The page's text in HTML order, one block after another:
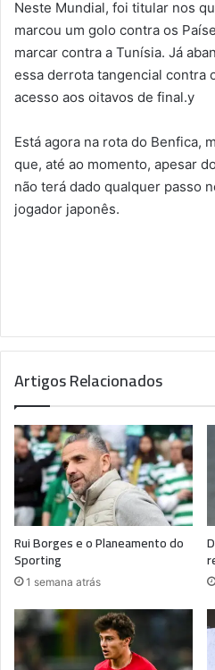
Neste Mundial, foi titular nos
marcou um golo contra os
marcar contra a Tunísia. Já
essa derrota tangencial contra
acesso aos oitavos de final.y
Está agora na rota do Benfica,
que, até ao momento, apesar
não terá dado qualquer passo
jogador japonês.
Artigos Relacionados
Rui Borges e o Planeamento do
Sporting
1 semana atrás